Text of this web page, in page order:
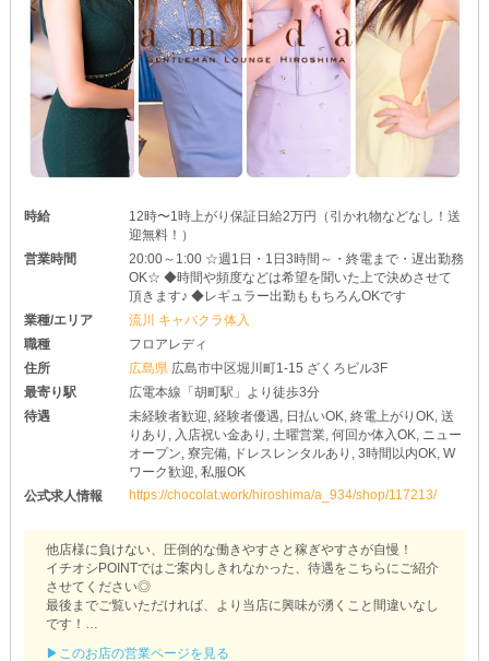
時給
12時〜1時上がり保証日給2万円（引かれ物などなし！送
迎無料！）
営業時間
20:00～1:00 ☆週1日・1日3時間～・終電まで・遅出勤務
OK☆ ◆時間や頻度などは希望を聞いた上で決めさせて
頂きます♪ ◆レギュラー出勤ももちろんOKです
業種/エリア
流川 キャバクラ体入
職種
フロアレディ
住所
広島県 広島市中区堀川町1-15 ざくろビル3F
最寄り駅
広電本線「胡町駅」より徒歩3分
待遇
未経験者歓迎, 経験者優遇, 日払いOK, 終電上がりOK, 送
りあり, 入店祝い金あり, 土曜営業, 何回か体入OK, ニュー
オープン, 寮完備, ドレスレンタルあり, 3時間以内OK, W
ワーク歓迎, 私服OK
公式求人情報
https://chocolat.work/hiroshima/a_934/shop/117213/
他店様に負けない、圧倒的な働きやすさと稼ぎやすさが自慢！
イチオシPOINTではご案内しきれなかった、待遇をこちらにご紹介
させてください◎
最後までご覧いただければ、より当店に興味が湧くこと間違いなし
です！
【amida（アミダ）】
▶このお店の営業ページを見る